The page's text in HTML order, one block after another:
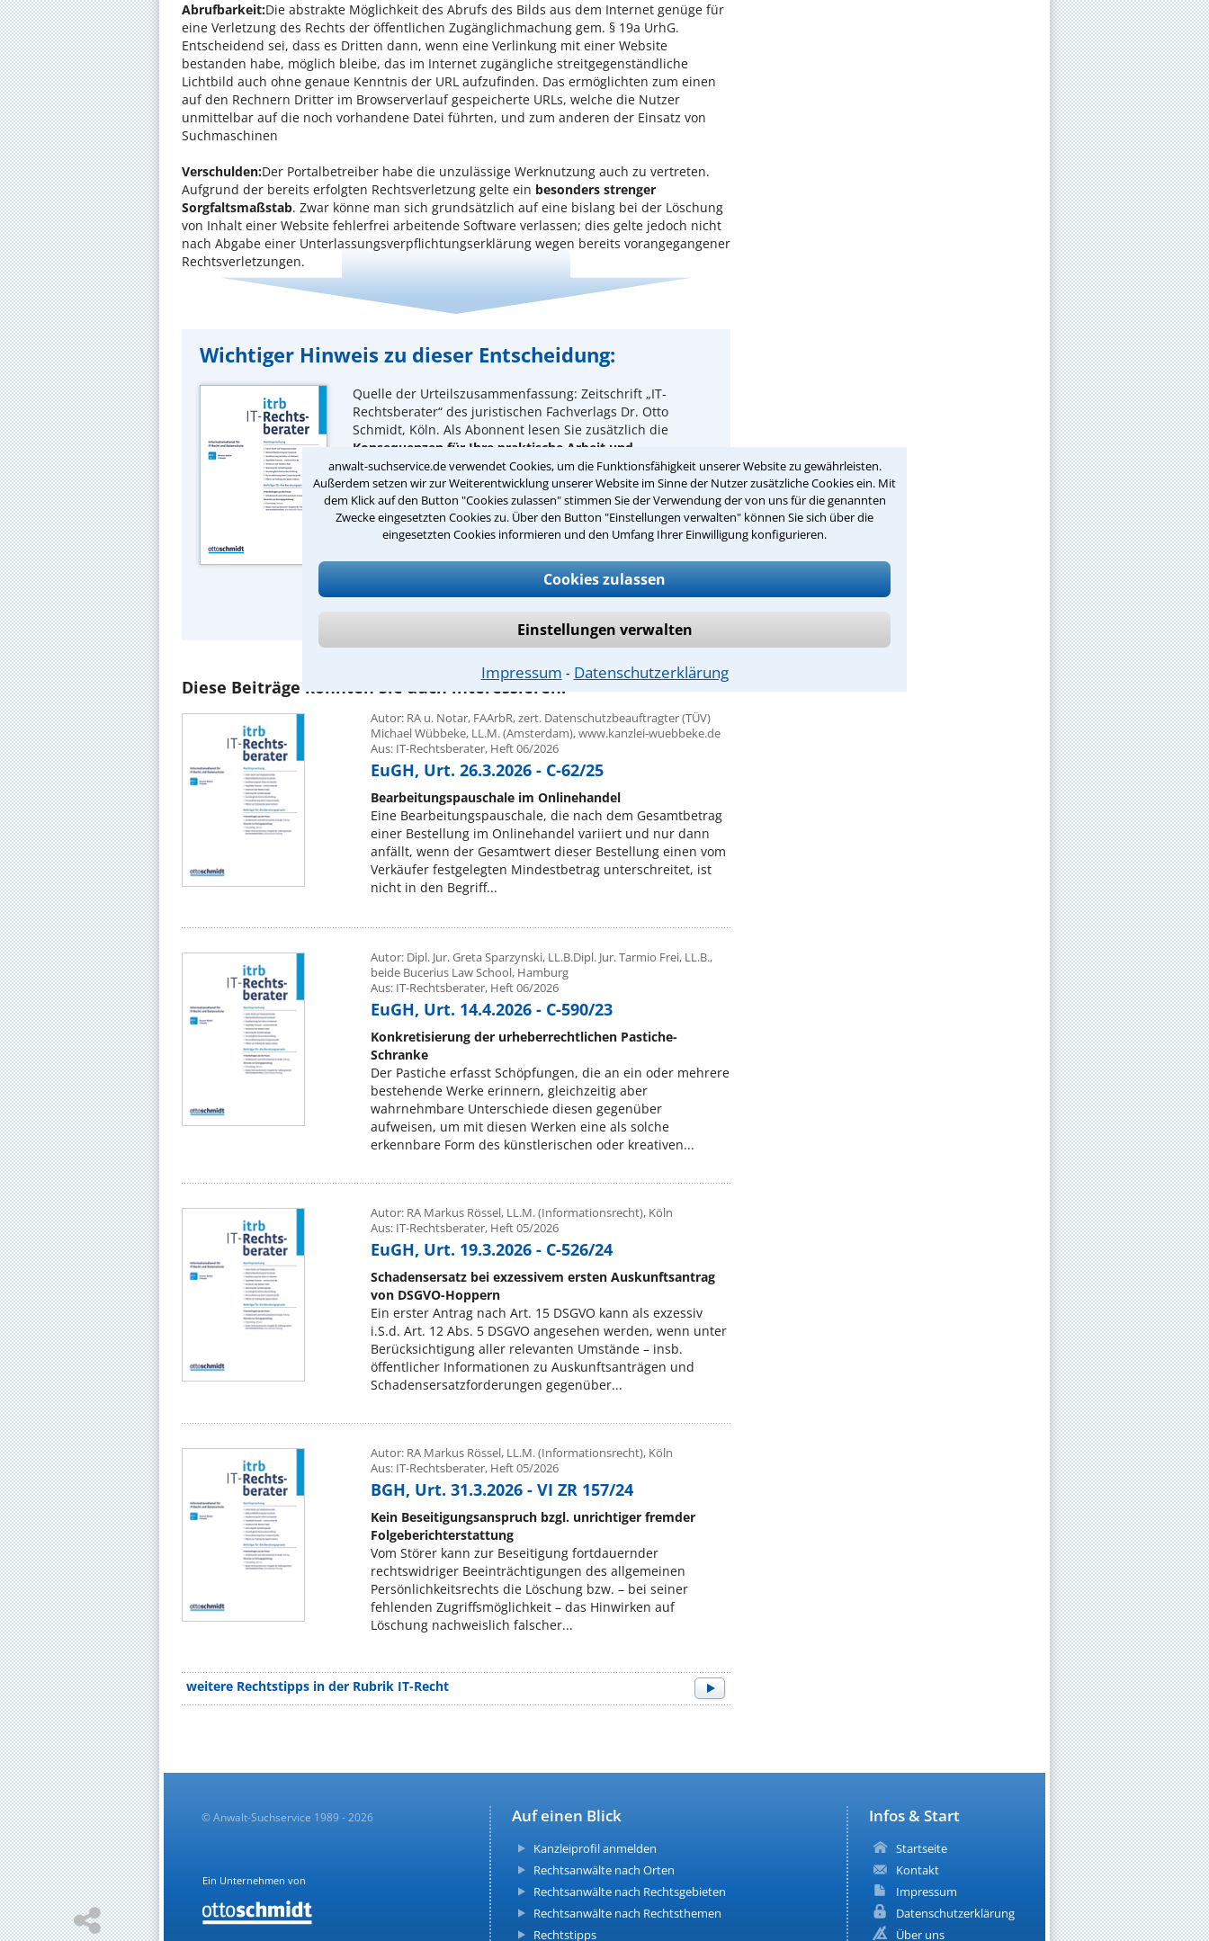
anwalt-suchservice.de verwendet Cookies, um die Funktionsfähigkeit unserer Website zu gewährleisten.
Außerdem setzen wir zur Weiterentwicklung unserer Website im Sinne der Nutzer zusätzliche Cookies ein. Mit
dem Klick auf den Button "Cookies zulassen" stimmen Sie der Verwendung der von uns für die genannten
Zwecke eingesetzten Cookies zu. Über den Button "Einstellungen verwalten" können Sie sich über die
eingesetzten Cookies informieren und den Umfang Ihrer Einwilligung konfigurieren.
Cookies zulassen
Einstellungen verwalten
Impressum ⁃ Datenschutzerklärung
Abrufbarkeit:Die abstrakte Möglichkeit des Abrufs des Bilds aus dem Internet genüge für
eine Verletzung des Rechts der öffentlichen Zugänglichmachung gem. § 19a UrhG.
Entscheidend sei, dass es Dritten dann, wenn eine Verlinkung mit einer Website
bestanden habe, möglich bleibe, das im Internet zugängliche streitgegenständliche
Lichtbild auch ohne genaue Kenntnis der URL aufzufinden. Das ermöglichten zum einen
auf den Rechnern Dritter im Browserverlauf gespeicherte URLs, welche die Nutzer
unmittelbar auf die noch vorhandene Datei führten, und zum anderen der Einsatz von
Suchmaschinen
Verschulden:Der Portalbetreiber habe die unzulässige Werknutzung auch zu vertreten.
Aufgrund der bereits erfolgten Rechtsverletzung gelte ein besonders strenger
Sorgfaltsmaßstab. Zwar könne man sich grundsätzlich auf eine bislang bei der Löschung
von Inhalt einer Website fehlerfrei arbeitende Software verlassen; dies gelte jedoch nicht
nach Abgabe einer Unterlassungsverpflichtungserklärung wegen bereits vorangegangener
Rechtsverletzungen.
Wichtiger Hinweis zu dieser Entscheidung:
Quelle der Urteilszusammenfassung: Zeitschrift „IT-
Rechtsberater“ des juristischen Fachverlags Dr. Otto
Schmidt, Köln. Als Abonnent lesen Sie zusätzlich die
Konsequenzen für Ihre praktische Arbeit und
weitergehende Beraterhinweise des Autors.
Lesen Sie hier ein Beispiel mit Konsequenzen für
die Praxis und Beraterhinweis
und Sie sind immer praxisgerecht informiert!
Ausführliche Infos unter: 0221-93738-997
Diese Beiträge könnten Sie auch interessieren:
Autor: RA u. Notar, FAArbR, zert. Datenschutzbeauftragter (TÜV)
Michael Wübbeke, LL.M. (Amsterdam), www.kanzlei-wuebbeke.de
Aus: IT-Rechtsberater, Heft 06/2026
EuGH, Urt. 26.3.2026 - C-62/25
Bearbeitungspauschale im Onlinehandel
Eine Bearbeitungspauschale, die nach dem Gesamtbetrag
einer Bestellung im Onlinehandel variiert und nur dann
anfällt, wenn der Gesamtwert dieser Bestellung einen vom
Verkäufer festgelegten Mindestbetrag unterschreitet, ist
nicht in den Begriff...
Autor: Dipl. Jur. Greta Sparzynski, LL.B.Dipl. Jur. Tarmio Frei, LL.B.,
beide Bucerius Law School, Hamburg
Aus: IT-Rechtsberater, Heft 06/2026
EuGH, Urt. 14.4.2026 - C-590/23
Konkretisierung der urheberrechtlichen Pastiche-
Schranke
Der Pastiche erfasst Schöpfungen, die an ein oder mehrere
bestehende Werke erinnern, gleichzeitig aber
wahrnehmbare Unterschiede diesen gegenüber
aufweisen, um mit diesen Werken eine als solche
erkennbare Form des künstlerischen oder kreativen...
Autor: RA Markus Rössel, LL.M. (Informationsrecht), Köln
Aus: IT-Rechtsberater, Heft 05/2026
EuGH, Urt. 19.3.2026 - C-526/24
Schadensersatz bei exzessivem ersten Auskunftsantrag
von DSGVO-Hoppern
Ein erster Antrag nach Art. 15 DSGVO kann als exzessiv
i.S.d. Art. 12 Abs. 5 DSGVO angesehen werden, wenn unter
Berücksichtigung aller relevanten Umstände – insb.
öffentlicher Informationen zu Auskunftsanträgen und
Schadensersatzforderungen gegenüber...
Autor: RA Markus Rössel, LL.M. (Informationsrecht), Köln
Aus: IT-Rechtsberater, Heft 05/2026
BGH, Urt. 31.3.2026 - VI ZR 157/24
Kein Beseitigungsanspruch bzgl. unrichtiger fremder
Folgeberichterstattung
Vom Störer kann zur Beseitigung fortdauernder
rechtswidriger Beeinträchtigungen des allgemeinen
Persönlichkeitsrechts die Löschung bzw. – bei seiner
fehlenden Zugriffsmöglichkeit – das Hinwirken auf
Löschung nachweislich falscher...
weitere Rechtstipps in der Rubrik IT-Recht
Infos & Start
Startseite
Kontakt
Impressum
Datenschutzerklärung
Über uns
Auf einen Blick
Kanzleiprofil anmelden
Rechtsanwälte nach Orten
Rechtsanwälte nach Rechtsgebieten
Rechtsanwälte nach Rechtsthemen
Rechtstipps
© Anwalt-Suchservice 1989 - 2026
Ein Unternehmen von